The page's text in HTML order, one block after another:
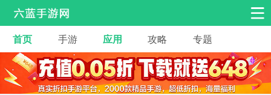
安卓手游 手游工具
热门手游 角色扮演 益智休闲
首页 手游 应用 攻略 专题